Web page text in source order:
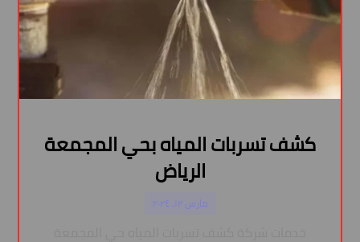
كشف تسربات المياه بحي المجمعة
الرياض
مارس ١٢, ٢٠٢٤